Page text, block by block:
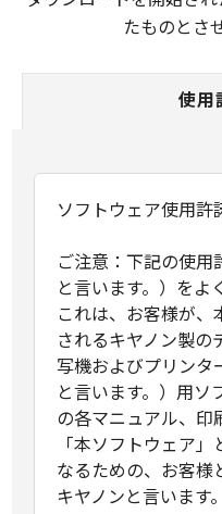
たものとさ
使用
ソフトウェア使用許
ご注意：下記の使
と言います。）をよ
これは、お客様が
されるキヤノン製
写機およびプリンタ
と言います。）用
の各マニュアル、印
「本ソフトウェア
なるための、お客様
キヤノンと言います